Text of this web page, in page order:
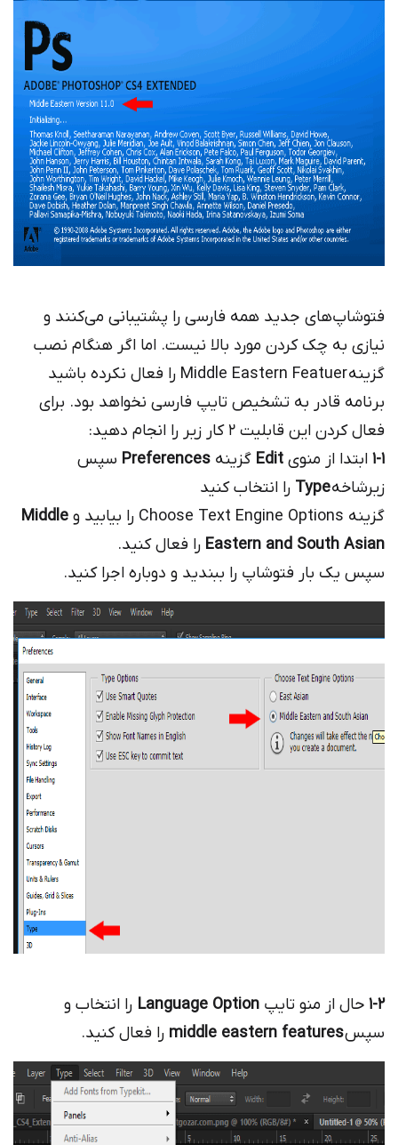
فتوشاپ‌های جدید همه فارسی را پشتیبانی می‌کنند و
نیازی به چک کردن مورد بالا نیست. اما اگر هنگام نصب
گزینه Middle Eastern Featuer را فعال نکرده باشید
برنامه قادر به تشخیص تایپ فارسی نخواهد بود. برای
فعال کردن این قابلیت ۲ کار زیر را انجام دهید:
1-1 ابتدا از منوی Edit گزینه Preferences سپس
زیرشاخهType را انتخاب کنید
گزینه Choose Text Engine Options را بیابید و
Middle
Eastern and South Asian را فعال کنید.
سپس یک بار فتوشاپ را ببندید و دوباره اجرا کنید.
1-2 حال از منو تایپ Language Option را انتخاب و
سپسmiddle eastern features را فعال کنید.